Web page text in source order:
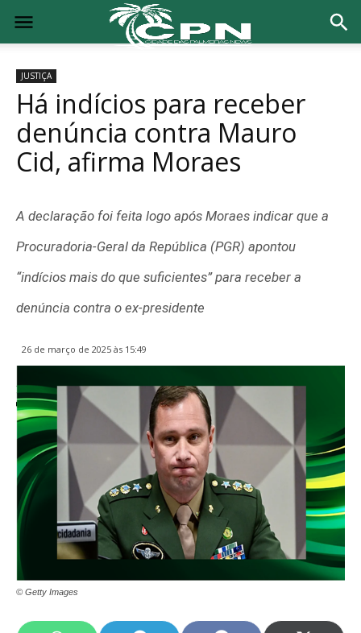
JUSTIÇA
Há indícios para receber
denúncia contra Mauro
Cid, afirma Moraes
A declaração foi feita logo após Moraes indicar que a
Procuradoria-Geral da República (PGR) apontou
“indícios mais do que suficientes” para receber a
denúncia contra o ex-presidente
26 de março de 2025 às 15:49
© Getty Images